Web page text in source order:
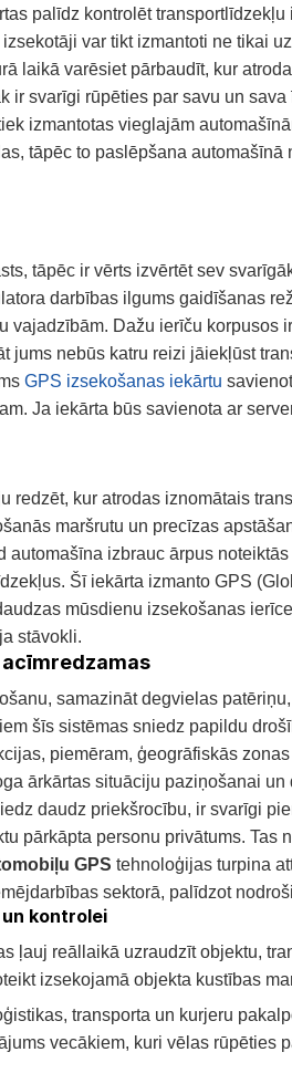
palīdz kontrolēt
var tikt izmantoti ne tikai
laikā varēsiet pārbaudīt, kur
svarīgi rūpēties par savu un
izmantotas vieglajām
tāpēc to paslēpšana automašīnā
tāpēc ir vērts izvērtēt sev
darbības ilgums gaidīšanas
vajadzībām. Dažu ierīču korpusos
jums nebūs katru reizi jāiekļūst
GPS izsekošanas iekārtu
Ja iekārta būs savienota ar
kur atrodas iznomātais
maršrutu un precīzas
izbrauc ārpus
Šī iekārta izmanto GPS
mūsdienu izsekošanas
stāvokli.
samazināt degvielas
šīs sistēmas sniedz papildu
piemēram, ģeogrāfiskās
ārkārtas situāciju paziņošanai
daudz priekšrocību, ir svarīgi
pārkāpta personu privātums.
GPS tehnoloģijas turpina
sektorā, palīdzot
kontrolei
ļauj reāllaikā uzraudzīt objektu,
izsekojamā objekta kustības
transporta un kurjeru
vecākiem, kuri vēlas rūpēties